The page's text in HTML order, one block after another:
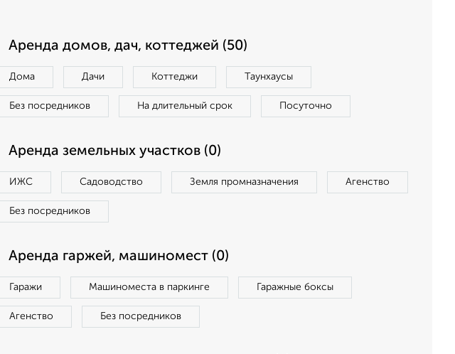
Аренда домов, дач, коттеджей (50)
Дома Дачи Коттеджи Таунхаусы
Без посредников На длительный срок Посуточно
Аренда земельных участков (0)
ИЖС Садоводство Земля промназначения Агенство
Без посредников
Аренда гаржей, машиномест (0)
Гаражи Машиноместа в паркинге Гаражные боксы
Агенство Без посредников